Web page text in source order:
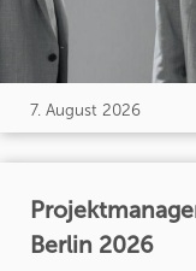
7. August 2026
Berlin 2026